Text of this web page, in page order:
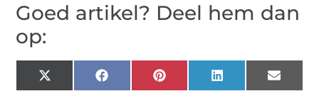
Goed artikel? Deel hem dan
op:
X
(Twitter)
FacebookPinterestLinkedIn Email